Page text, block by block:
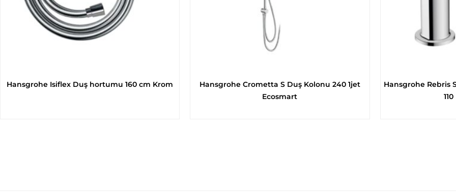
Hansgrohe Isiflex Duş hortumu 160 cm Krom
Hansgrohe Crometta S Duş Kolonu 240 1jet
Ecosmart
Hansgrohe Rebris